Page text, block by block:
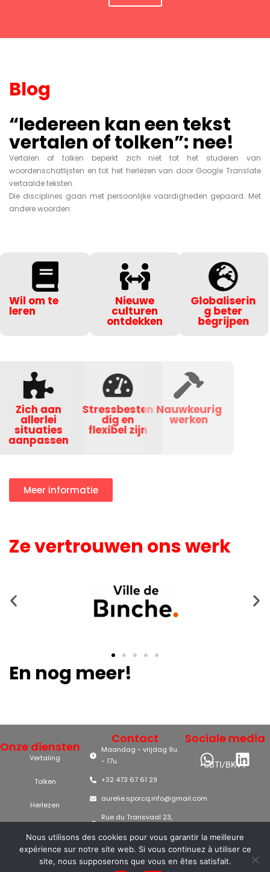
Blog
“Iedereen kan een tekst
vertalen of tolken”: nee!
Vertalen of tolken beperkt zich niet tot het studeren van
woordenschatlijsten en tot het herlezen van door Google Translate
vertaalde teksten.
Die disciplines gaan met persoonlijke vaardigheden gepaard. Met
andere woorden:
Wil om te
leren
Nieuwe
culturen
ontdekken
Globaliserin
g beter
begrijpen
Zich aan
allerlei
situaties
aanpassen
Stressbesten
dig en
flexibel zijn
Nauwkeurig
werken
Meer informatie
Ze vertrouwen ons werk
En nog meer!
Onze diensten
Vertaling
Tolken
Herlezen
Contact
Maandag - vrijdag 9u.
- 17u.
+32 473 67 61 29
aurelie.sporcq.info@gmail.com
Rue du Transvaal 23,
0804.084.468
Sociale media
CBTI/BKVT
Betaling: cash, bankoverschrijving of mobile banking
Privacyverklaring|Copyright
Nous utilisons des cookies pour vous garantir la meilleure
expérience sur notre site web. Si vous continuez à utiliser ce
site, nous supposerons que vous en êtes satisfait.